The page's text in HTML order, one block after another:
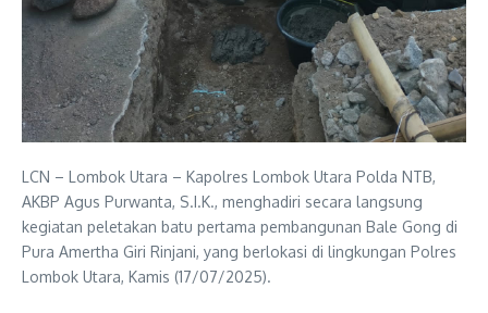
LCN – Lombok Utara – Kapolres Lombok Utara Polda NTB,
AKBP Agus Purwanta, S.I.K., menghadiri secara langsung
kegiatan peletakan batu pertama pembangunan Bale Gong di
Pura Amertha Giri Rinjani, yang berlokasi di lingkungan Polres
Lombok Utara, Kamis (17/07/2025).